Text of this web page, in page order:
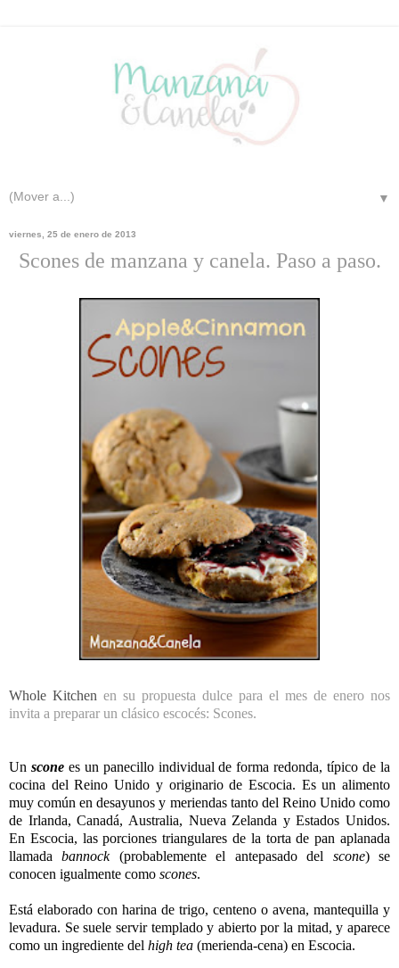
▼
viernes, 25 de enero de 2013
Scones de manzana y canela. Paso a paso.
Whole Kitchen en su propuesta dulce para el mes de enero nos
invita a preparar un clásico escocés: Scones.
Un sconees un panecillo individual de forma redonda, típico de la
cocina del Reino Unido y originario de Escocia. Es un alimento
muy común en desayunos y meriendas tanto del Reino Unido como
de Irlanda,Canadá, Australia, Nueva Zelanda yEstados Unidos.
En Escocia, las porciones triangulares de la torta de pan aplanada
llamadabannock(probablemente el antepasado del scone) se
conocen igualmente como scones.
Está elaborado con harina de trigo, centeno o avena, mantequilla y
levadura. Se suele servir templado y abierto por la mitad, y aparece
como un ingrediente del high tea (merienda-cena) en Escocia.